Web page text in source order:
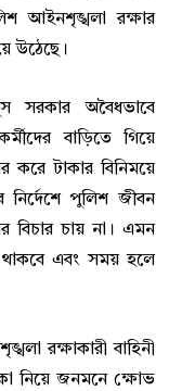
আইনশৃঙ্খলা রক্ষার
উঠেছে।
সরকার অবৈধভাবে
বাড়িতে গিয়ে
করে টাকার বিনিময়ে
নির্দেশে পুলিশ জীবন
বিচার চায় না। এমন
থাকবে এবং সময় হলে
রক্ষাকারী বাহিনী
নিয়ে জনমনে ক্ষোভ